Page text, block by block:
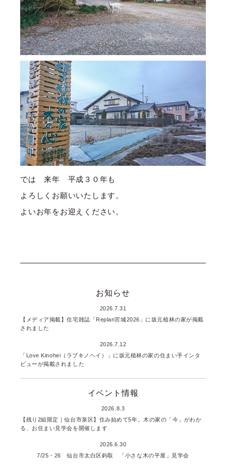
では 来年 平成３０年も
よろしくお願いいたします。
よいお年をお迎えください。
お知らせ
2026.7.31
【メディア掲載】住宅雑誌「Replan宮城2026」に坂元植林の家が掲載
されました
2026.7.12
「Love Kinohei（ラブキノヘイ）」に坂元植林の家の住まい手インタ
ビューが掲載されました
イベント情報
2026.8.3
【残り2組限定｜仙台市泉区】住み始めて5年。木の家の「今」がわか
る、お住まい見学会を開催します
2026.6.30
7/25・26 仙台市太白区鈎取 「小さな木の平屋」見学会